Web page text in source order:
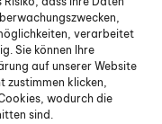
verarbeitet
Sie können Ihre
auf unserer Website
zustimmen klicken,
wodurch die
sind.
suchen.
Grip;
sichere
Revier